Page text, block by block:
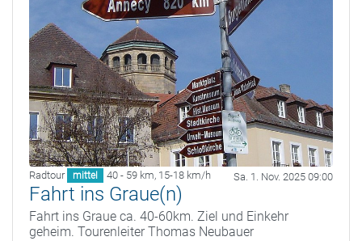
Radtour mittel 40 - 59 km, 15-18 km/h Sa. 1. Nov. 2025 09:00
Fahrt ins Graue(n)
Fahrt ins Graue ca. 40-60km. Ziel und Einkehr
geheim. Tourenleiter Thomas Neubauer